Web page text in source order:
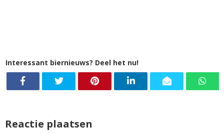
Interessant biernieuws? Deel het nu!
Reactie plaatsen